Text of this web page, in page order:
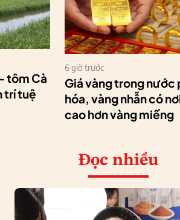
tôm Cà
trí tuệ
6 giờ trước
Giá vàng trong nước
hóa, vàng nhẫn có
cao hơn vàng miếng
Đọc nhiều